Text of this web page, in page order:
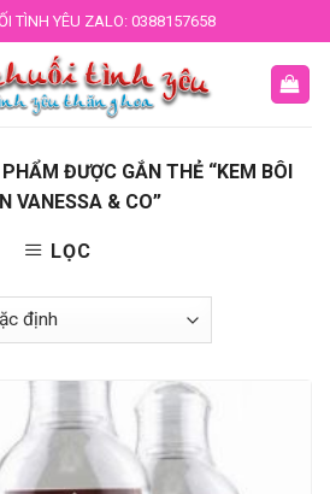
TÌNH YÊU ZALO: 0388157658
ĐƯỢC GẮN THẺ “KEM BÔI
VANESSA & CO”
LỌC